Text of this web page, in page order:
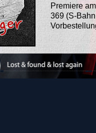
Premiere
369 (S-